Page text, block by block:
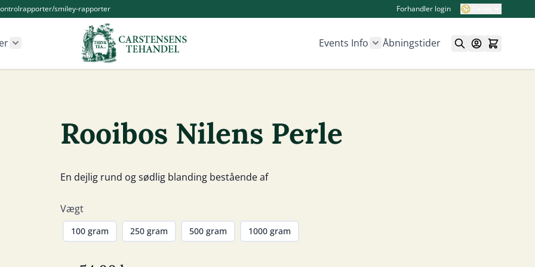
smiley-rapporter Forhandler login
Kander og Tilbehør category
Show submenu for Øvrige produkter category
Events Info
Åbningstider
Rooibos Nilens Perle
En dejlig rund og sødlig blanding bestående af
Vægt
100 gram 250 gram 500 gram 1000 gram